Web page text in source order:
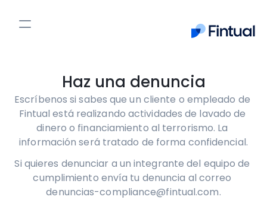
PPR
Fintualist
Entrar Empieza ahora
Haz una denuncia
Escríbenos si sabes que un cliente o empleado de
Fintual está realizando actividades de lavado de
dinero o financiamiento al terrorismo. La
información será tratado de forma confidencial.
Si quieres denunciar a un integrante del equipo de
cumplimiento envía tu denuncia al correo
denuncias-compliance@fintual.com.